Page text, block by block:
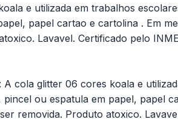
e utilizada em trabalhos
papel cartao e cartolina . Em
Lavavel. Certificado pelo
A cola glitter 06 cores koala e
ou espatula em papel, papel
removida. Produto atoxico.